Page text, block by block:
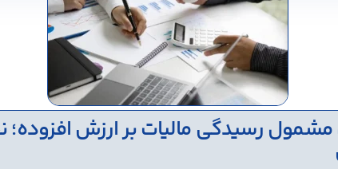
رسیدگی مالیات بر ارزش افزوده؛